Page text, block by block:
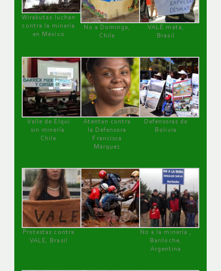
Wirakutas luchan
contra la minería
en México
No a Dominga,
Chile
VALE mata,
Brasil
Valle de Elqui
sin minería.
Chile
Atentan contra
la Defensora
Francisca
Márquez
Defensoras de
Bolivia
Protestas contra
VALE, Brasil
No a la minería ,
Bariloche,
Argentina